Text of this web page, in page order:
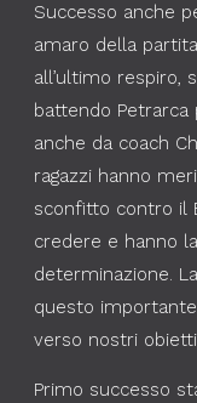
Successo anche
amaro della
all’ultimo respiro,
battendo Petrarca
anche da coach
ragazzi hanno
sconfitto contro il
credere e hanno
determinazione.
questo
verso nostri
Primo successo